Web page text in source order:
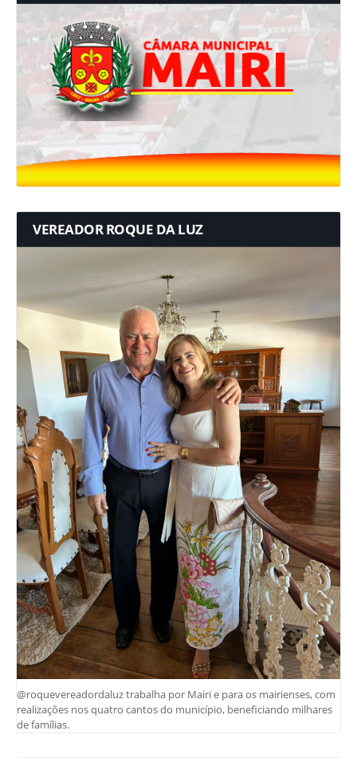
VEREADOR ROQUE DA LUZ
@roquevereadordaluz trabalha por Mairi e para os mairienses, com
realizações nos quatro cantos do município, beneficiando milhares
de famílias.